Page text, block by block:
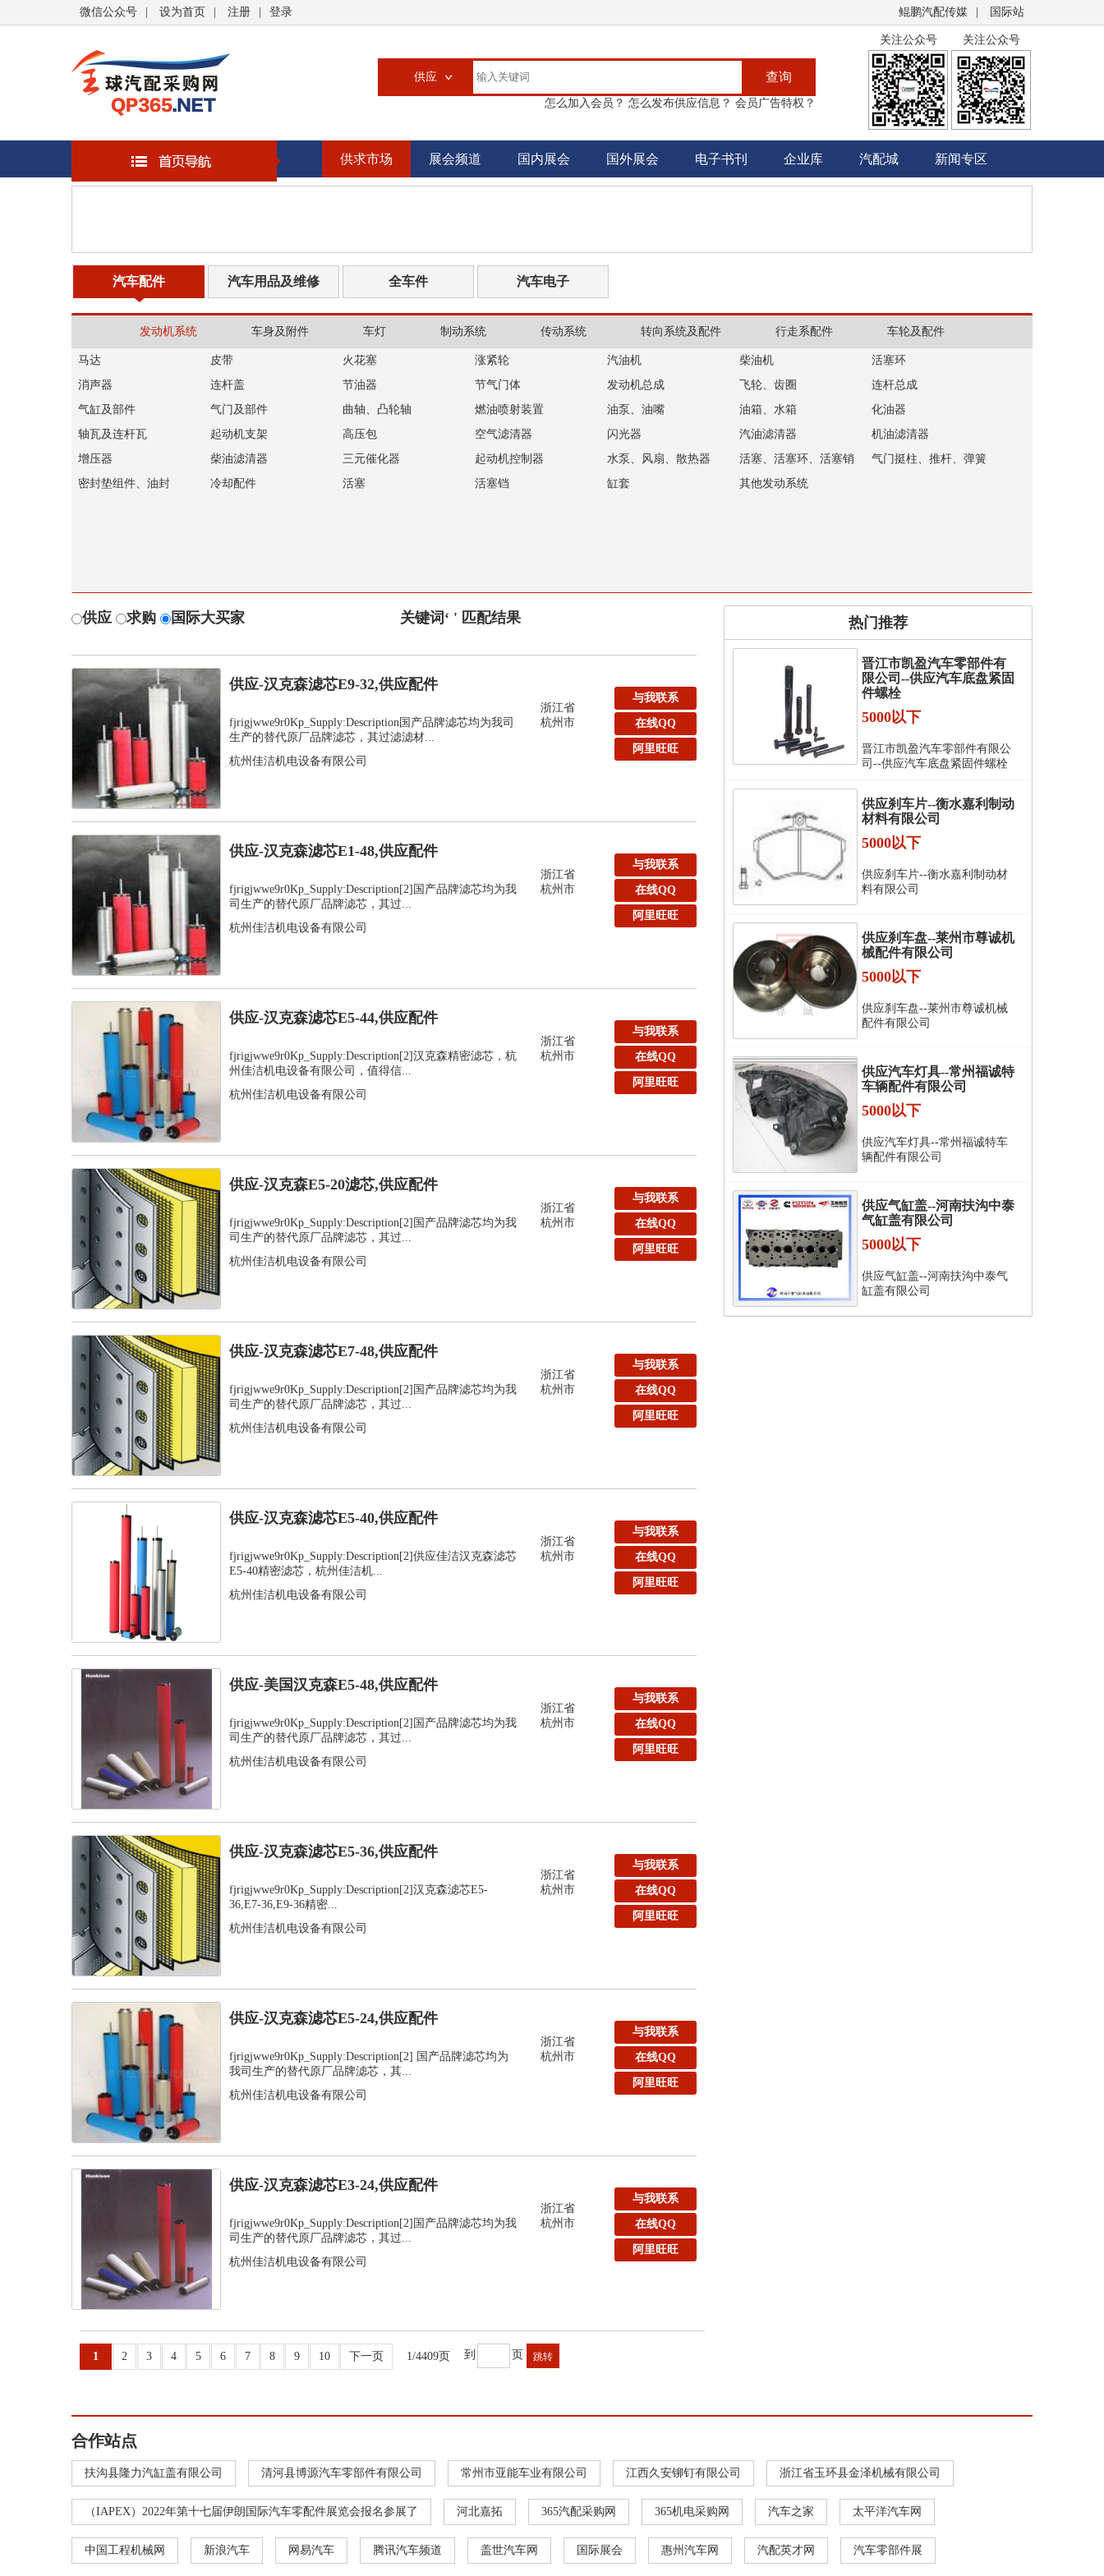
微信公众号 设为首页 注册 登录 鲲鹏汽配传媒 国际站
供应
求购
企业
书刊
查询
怎么加入会员？ 怎么发布供应信息？ 会员广告特权？
关注公众号 关注公众号
供求市场 展会频道 国内展会 国外展会 电子书刊 企业库 汽配城 新闻专区
汽车配件 汽车用品及维修 全车件 汽车电子
发动机系统 车身及附件 车灯 制动系统 传动系统 转向系统及配件 行走系配件 车轮及配件
马达 皮带 火花塞 涨紧轮 汽油机 柴油机
活塞环
消声器
连杆盖 节油器 节气门体 发动机总成 飞轮、齿圈
连杆总成
气缸及部件
气门及部件 曲轴、凸轮轴 燃油喷射装置 油泵、油嘴 油箱、水箱
化油器
轴瓦及连杆瓦
起动机支架 高压包 空气滤清器 闪光器 汽油滤清器
机油滤清器
增压器
柴油滤清器 三元催化器 起动机控制器 水泵、风扇、散热器 活塞、活塞环、活塞销
气门挺柱、推杆、弹簧
密封垫组件、油封
冷却配件 活塞 活塞铛 缸套 其他发动系统
供应 求购 国际大买家 关键词‘ ' 匹配结果
供应-汉克森滤芯E9-32,供应配件
fjrigjwwe9r0Kp_Supply:Description国产品牌滤芯均为我司
生产的替代原厂品牌滤芯，其过滤滤材...
杭州佳洁机电设备有限公司
浙江省
杭州市
与我联系
在线QQ
阿里旺旺
供应-汉克森滤芯E1-48,供应配件
fjrigjwwe9r0Kp_Supply:Description[2]国产品牌滤芯均为我
司生产的替代原厂品牌滤芯，其过...
杭州佳洁机电设备有限公司
浙江省
杭州市
与我联系
在线QQ
阿里旺旺
供应-汉克森滤芯E5-44,供应配件
fjrigjwwe9r0Kp_Supply:Description[2]汉克森精密滤芯，杭
州佳洁机电设备有限公司，值得信...
杭州佳洁机电设备有限公司
浙江省
杭州市
与我联系
在线QQ
阿里旺旺
供应-汉克森E5-20滤芯,供应配件
fjrigjwwe9r0Kp_Supply:Description[2]国产品牌滤芯均为我
司生产的替代原厂品牌滤芯，其过...
杭州佳洁机电设备有限公司
浙江省
杭州市
与我联系
在线QQ
阿里旺旺
供应-汉克森滤芯E7-48,供应配件
fjrigjwwe9r0Kp_Supply:Description[2]国产品牌滤芯均为我
司生产的替代原厂品牌滤芯，其过...
杭州佳洁机电设备有限公司
浙江省
杭州市
与我联系
在线QQ
阿里旺旺
供应-汉克森滤芯E5-40,供应配件
fjrigjwwe9r0Kp_Supply:Description[2]供应佳洁汉克森滤芯
E5-40精密滤芯，杭州佳洁机...
杭州佳洁机电设备有限公司
浙江省
杭州市
与我联系
在线QQ
阿里旺旺
供应-美国汉克森E5-48,供应配件
fjrigjwwe9r0Kp_Supply:Description[2]国产品牌滤芯均为我
司生产的替代原厂品牌滤芯，其过...
杭州佳洁机电设备有限公司
浙江省
杭州市
与我联系
在线QQ
阿里旺旺
供应-汉克森滤芯E5-36,供应配件
fjrigjwwe9r0Kp_Supply:Description[2]汉克森滤芯E5-
36,E7-36,E9-36精密...
杭州佳洁机电设备有限公司
浙江省
杭州市
与我联系
在线QQ
阿里旺旺
供应-汉克森滤芯E5-24,供应配件
fjrigjwwe9r0Kp_Supply:Description[2] 国产品牌滤芯均为
我司生产的替代原厂品牌滤芯，其...
杭州佳洁机电设备有限公司
浙江省
杭州市
与我联系
在线QQ
阿里旺旺
供应-汉克森滤芯E3-24,供应配件
fjrigjwwe9r0Kp_Supply:Description[2]国产品牌滤芯均为我
司生产的替代原厂品牌滤芯，其过...
杭州佳洁机电设备有限公司
浙江省
杭州市
与我联系
在线QQ
阿里旺旺
1 2 3 4 5 6 7 8 9 10 下一页 1/4409页 到 页
热门推荐
晋江市凯盈汽车零部件有
限公司--供应汽车底盘紧固
件螺栓
5000以下
晋江市凯盈汽车零部件有限公
司--供应汽车底盘紧固件螺栓
供应刹车片--衡水嘉利制动
材料有限公司
5000以下
供应刹车片--衡水嘉利制动材
料有限公司
供应刹车盘--莱州市尊诚机
械配件有限公司
5000以下
供应刹车盘--莱州市尊诚机械
配件有限公司
供应汽车灯具--常州福诚特
车辆配件有限公司
5000以下
供应汽车灯具--常州福诚特车
辆配件有限公司
供应气缸盖--河南扶沟中泰
气缸盖有限公司
5000以下
供应气缸盖--河南扶沟中泰气
缸盖有限公司
合作站点
扶沟县隆力汽缸盖有限公司 清河县博源汽车零部件有限公司 常州市亚能车业有限公司 江西久安铆钉有限公司 浙江省玉环县金泽机械有限公司
（IAPEX）2022年第十七届伊朗国际汽车零配件展览会报名参展了 河北嘉拓 365汽配采购网 365机电采购网 汽车之家 太平洋汽车网
中国工程机械网 新浪汽车 网易汽车 腾讯汽车频道 盖世汽车网 国际展会 惠州汽车网 汽配英才网 汽车零部件展